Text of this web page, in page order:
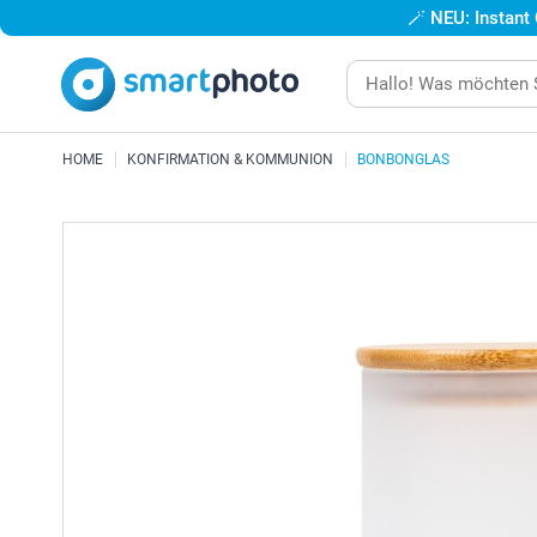
🪄 NEU:
HOME KONFIRMATION & KOMMUNION BONBONGLAS